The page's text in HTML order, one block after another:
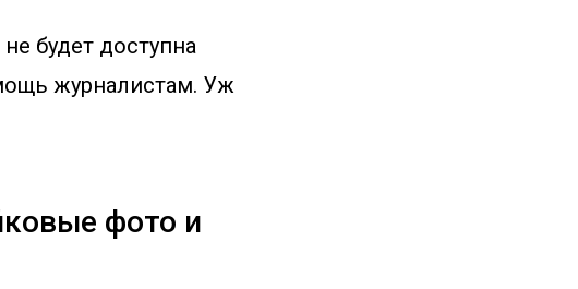
будет доступна
журналистам. Уж
фото и